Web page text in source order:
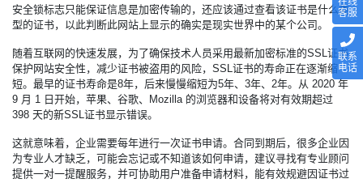
安全锁标志只能保证信息是加密传输的，还应该通过查看该证书是什么类
型的证书，以此判断此网站上显示的确实是现实世界中的某个公司。
随着互联网的快速发展，为了确保技术人员采用最新加密标准的SSL证书
保护网站安全性，减少证书被盗用的风险，SSL证书的寿命正在逐渐缩
短。最早的证书寿命是8年，后来慢慢缩短为5年、3年、2年。从 2020 年
9 月 1 日开始，苹果、谷歌、Mozilla 的浏览器和设备将对有效期超过
398 天的新SSL证书显示错误。
这就意味着，企业需要每年进行一次证书申请。合同到期后，很多企业因
为专业人才缺乏，可能会忘记或不知道该如何申请，建议寻找有专业顾问
提供一对一提醒服务，并可协助用户准备申请材料，能有效规避因证书过
客服
联系
电话